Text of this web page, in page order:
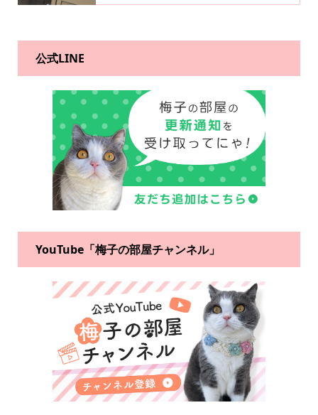
公式LINE
YouTube「梅子の部屋チャンネル」